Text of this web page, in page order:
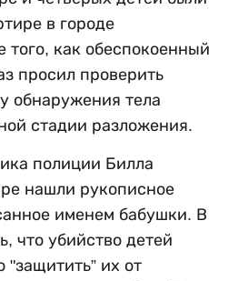
в городе
того, как обеспокоенный
просил проверить
обнаружения тела
стадии разложения.
полиции Билла
нашли рукописное
именем бабушки. В
что убийство детей
их от